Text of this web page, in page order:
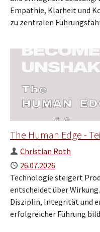
Empathie, Klarheit und
zu zentralen
The Human Edge -
Author
Christian Roth
Published
26.07.2026
Technologie steigert
entscheidet über
Disziplin, Integrität und
erfolgreicher Führung